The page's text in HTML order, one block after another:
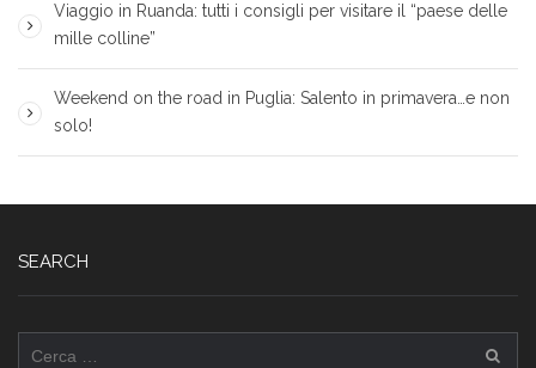
Viaggio in Ruanda: tutti i consigli per visitare il “paese delle
mille colline”
Weekend on the road in Puglia: Salento in primavera…e non
solo!
SEARCH